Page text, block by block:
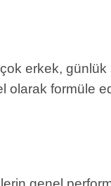
erkek,
olarak formüle